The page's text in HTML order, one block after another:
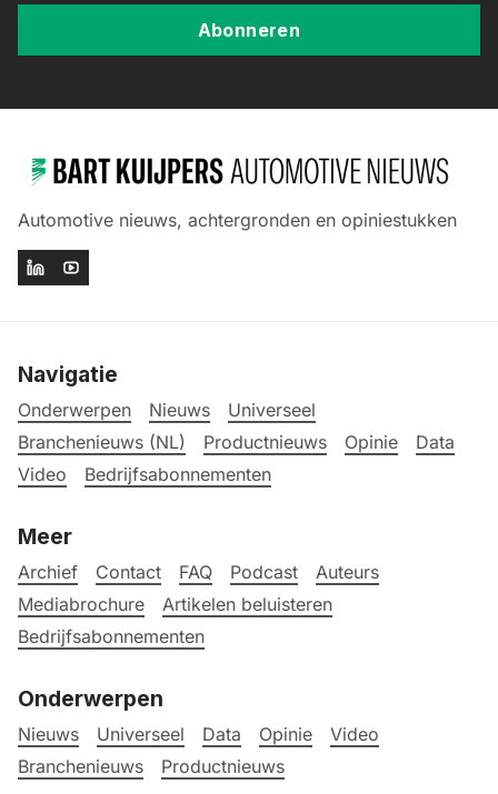
Abonneren
Automotive nieuws, achtergronden en opiniestukken
Navigatie
Onderwerpen Nieuws
Universeel
Branchenieuws (NL)
Productnieuws Opinie
Data
Video
Bedrijfsabonnementen
Meer
Archief Contact FAQ Podcast
Auteurs
Mediabrochure
Artikelen beluisteren
Bedrijfsabonnementen
Onderwerpen
Nieuws Universeel Data Opinie
Video
Branchenieuws
Productnieuws